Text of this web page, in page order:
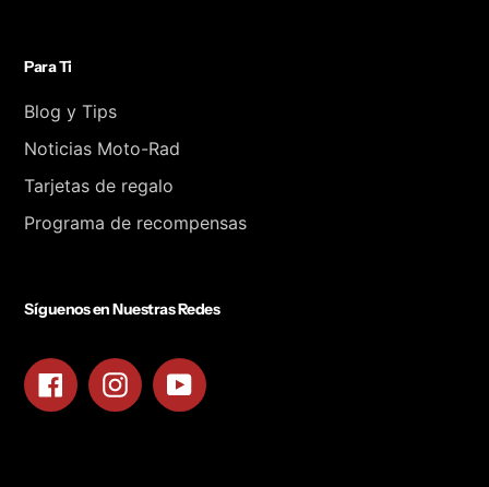
Para Ti
Blog y Tips
Noticias Moto-Rad
Tarjetas de regalo
Programa de recompensas
Síguenos en Nuestras Redes
FacebookInstagramYouTube